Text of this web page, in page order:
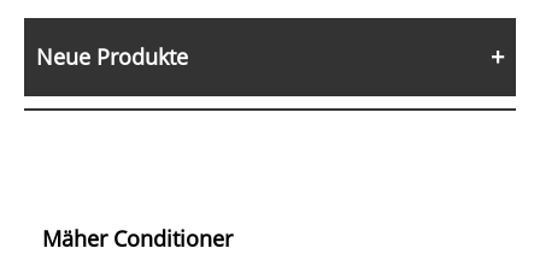
Neue Produkte
Mäher Conditioner